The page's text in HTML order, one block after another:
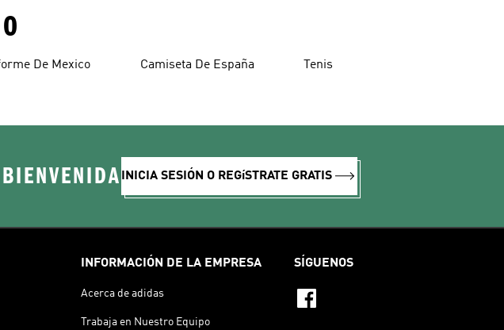
De Mexico Camiseta De España Tenis
INICIA SESIÓN O REGíSTRATE GRATIS
INFORMACIÓN DE LA EMPRESA
Acerca de adidas
Trabaja en Nuestro Equipo
SÍGUENOS